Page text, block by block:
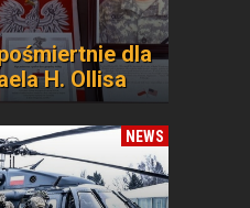
dla
H. Ollisa
NEWS